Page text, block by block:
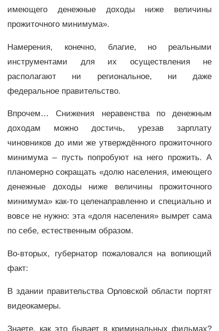
имеющего денежные доходы ниже величины
прожиточного минимума».
Намерения, конечно, благие, но реальными
инструментами для их осуществления не
располагают ни региональное, ни даже
федеральное правительство.
Впрочем… Снижения неравенства по денежным
доходам можно достичь, урезав зарплату
чиновников до ими же утверждённого прожиточного
минимума – пусть попробуют на него прожить. А
планомерно сокращать «долю населения, имеющего
денежные доходы ниже величины прожиточного
минимума» как-то целенаправленно и специально и
вовсе не нужно: эта «доля населения» вымрет сама
по себе, естественным образом.
Во-вторых, губернатор пожаловался на вопиющий
факт:
В здании правительства Орловской области портят
видеокамеры.
Знаете, как это бывает в криминальных фильмах?